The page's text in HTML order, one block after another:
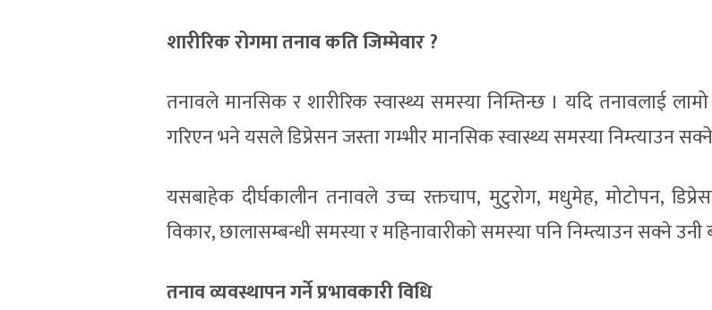
शारीरिक रोगमा तनाव कति जिम्मेवार ?
तनावले मानसिक र शारीरिक स्वास्थ्य समस्या निम्तिन्छ । यदि तनावलाई
गरिएन भने यसले डिप्रेसन जस्ता गम्भीर मानसिक स्वास्थ्य समस्या निम्त्याउन
यसबाहेक दीर्घकालीन तनावले उच्च रक्तचाप, मुटुरोग, मधुमेह, मोटोपन,
विकार, छालासम्बन्धी समस्या र महिनावारीको समस्या पनि निम्त्याउन सक्ने
तनाव व्यवस्थापन गर्ने प्रभावकारी विधि